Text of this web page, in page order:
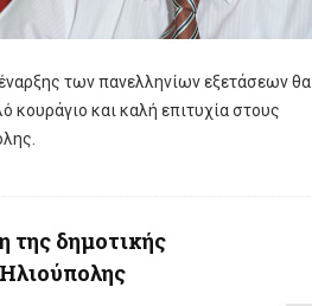
των πανελληνίων εξετάσεων θα
κουράγιο και καλή επιτυχία στους
της δημοτικής